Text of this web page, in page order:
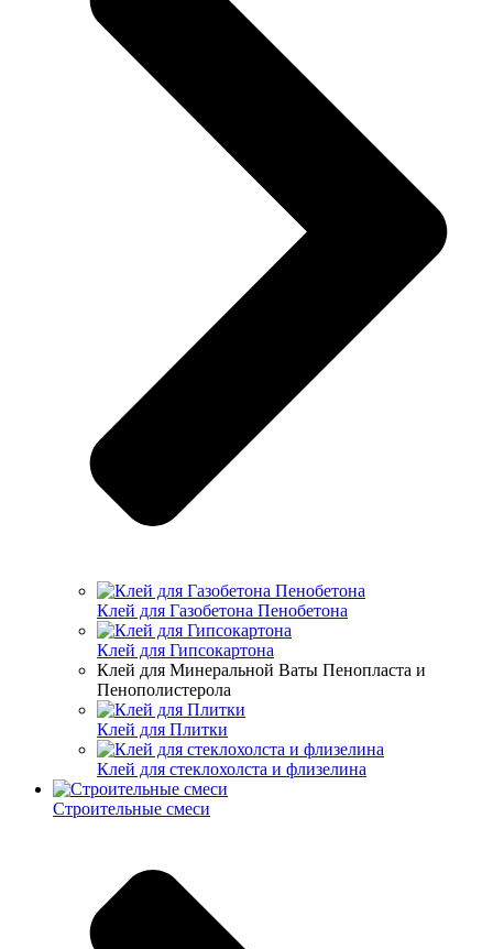
Клей для Газобетона Пенобетона
Клей для Гипсокартона
Клей для Минеральной Ваты Пенопласта и
Пенополистерола
Клей для Плитки
Клей для стеклохолста и флизелина
Строительные смеси